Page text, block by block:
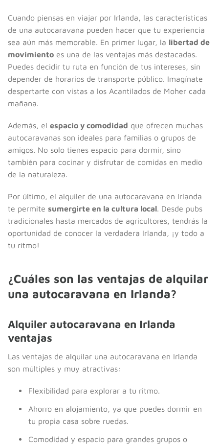
Cuando piensas en viajar por Irlanda, las características
de una autocaravana pueden hacer que tu experiencia
sea aún más memorable. En primer lugar, la libertad de
movimiento es una de las ventajas más destacadas.
Puedes decidir tu ruta en función de tus intereses, sin
depender de horarios de transporte público. Imagínate
despertarte con vistas a los Acantilados de Moher cada
mañana.
Además, el espacio y comodidad que ofrecen muchas
autocaravanas son ideales para familias o grupos de
amigos. No solo tienes espacio para dormir, sino
también para cocinar y disfrutar de comidas en medio
de la naturaleza.
Por último, el alquiler de una autocaravana en Irlanda
te permite sumergirte en la cultura local. Desde pubs
tradicionales hasta mercados de agricultores, tendrás la
oportunidad de conocer la verdadera Irlanda, ¡y todo a
tu ritmo!
¿Cuáles son las ventajas de alquilar
una autocaravana en Irlanda?
Alquiler autocaravana en Irlanda
ventajas
Las ventajas de alquilar una autocaravana en Irlanda
son múltiples y muy atractivas:
Flexibilidad para explorar a tu ritmo.
Ahorro en alojamiento, ya que puedes dormir en
tu propia casa sobre ruedas.
Comodidad y espacio para grandes grupos o